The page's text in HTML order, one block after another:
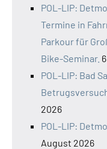
POL-LIP:
Termine in
Parkour für
Bike-Seminar.
POL-LIP: Bad
2026
POL-LIP:
August 2026